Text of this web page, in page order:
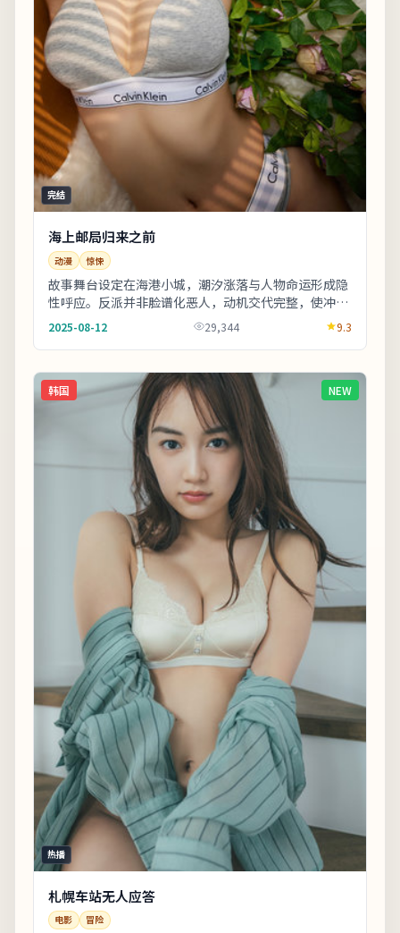
完结
海上邮局归来之前
动漫 惊悚
故事舞台设定在海港小城，潮汐涨落与人物命运形成隐
性呼应。反派并非脸谱化恶人，动机交代完整，使冲突
更具现实刺痛感。上线之后口碑分化属正常现象，建
议...
2025-08-12 29,344 9.3
韩国 NEW
热播
札幌车站无人应答
电影 冒险